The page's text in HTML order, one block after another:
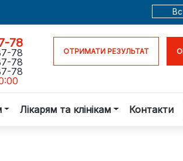
78
78
78
78
ОТРИМАТИ РЕЗУЛЬТАТ
Лікарям та клінікам Контакти